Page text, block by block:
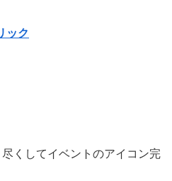
ック
くしてイベントのアイコン完